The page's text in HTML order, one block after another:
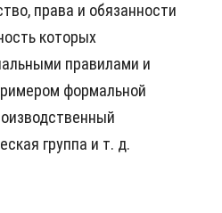
права и обязанности
которых
правилами и
формальной
группа и т. д.